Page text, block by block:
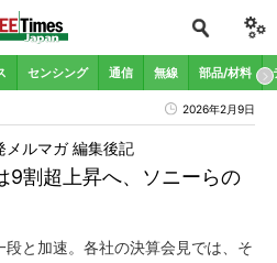
センシング 通信 無線 部品/材料
2026年2月9日
9割超上昇へ、ソニーらの
メルマガ 編集後記
段と加速。各社の決算会見では、そ